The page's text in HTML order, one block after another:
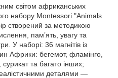
світом африканських
набору Montessori "Animals
створений за методикою
пам’ять, увагу та
У наборі: 36 магнітів із
Африки: бегемот, фламінго,
та багато інших;
деталями —